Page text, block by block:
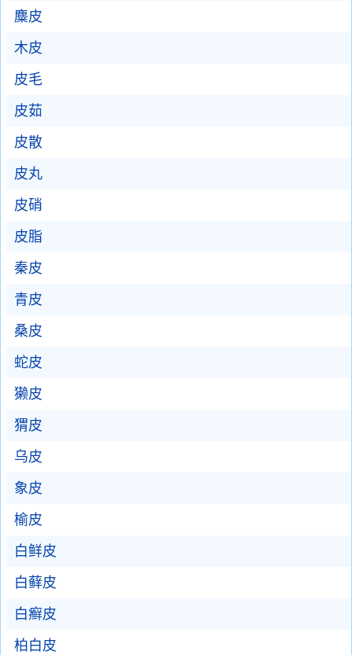
麋皮
木皮
皮毛
皮茹
皮散
皮丸
皮硝
皮脂
秦皮
青皮
桑皮
蛇皮
獭皮
猬皮
乌皮
象皮
榆皮
白鲜皮
白藓皮
白癣皮
柏白皮